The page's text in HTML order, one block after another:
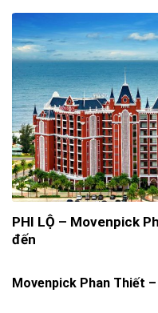
PHI LỘ – Movenpick
đến
Movenpick Phan Thiết